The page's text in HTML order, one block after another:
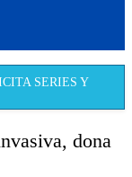
SERIES Y
dona